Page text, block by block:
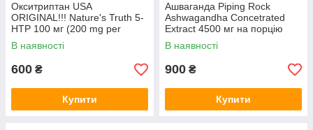
Окситриптан USA
ORIGINAL!!! Nature's Truth 5-
HTP 100 мг (200 mg per
serving), 50 капс
В наявності
600 ₴
Купити
Ашваганда Piping Rock
Ashwagandha Concetrated
Extract 4500 мг на порцію
(1500 мг на капсулу) 120
капс
В наявності
900 ₴
Купити